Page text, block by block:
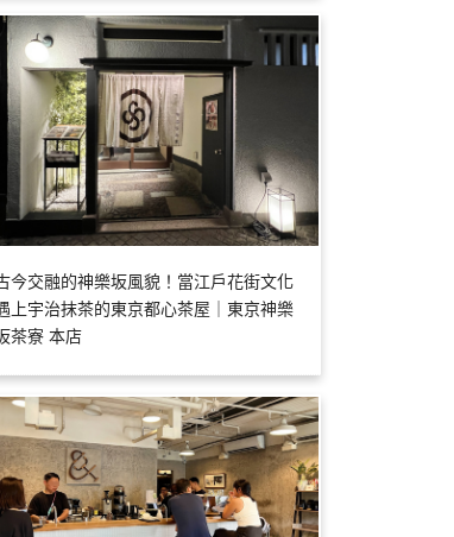
今交融的神樂坂風貌！當江戶花街文化
上宇治抹茶的東京都心茶屋｜東京神樂
茶寮 本店